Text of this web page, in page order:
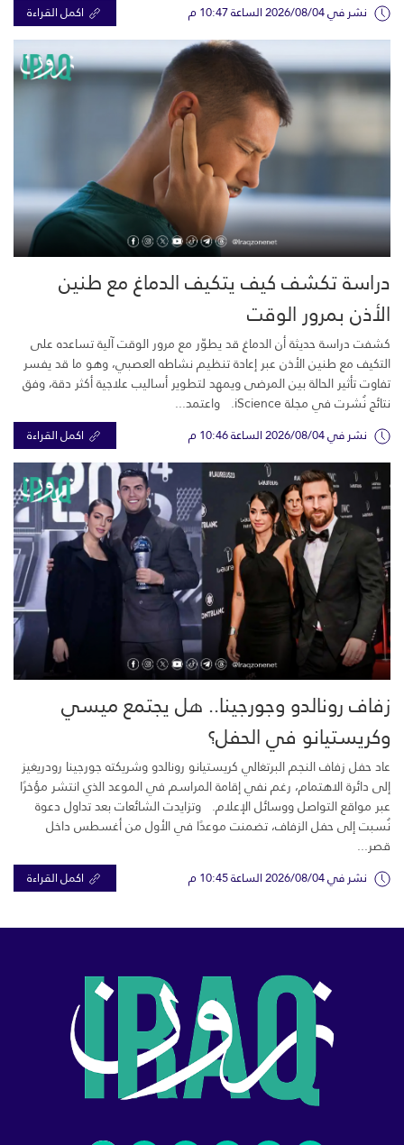
نشر في 2026/08/04 الساعة 10:47 م اكمل القراءة
دراسة تكشف كيف يتكيف الدماغ مع طنين
الأذن بمرور الوقت
كشفت دراسة حديثة أن الدماغ قد يطوّر مع مرور الوقت آلية تساعده على
التكيف مع طنين الأذن عبر إعادة تنظيم نشاطه العصبي، وهو ما قد يفسر
تفاوت تأثير الحالة بين المرضى ويمهد لتطوير أساليب علاجية أكثر دقة، وفق
نتائج نُشرت في مجلة iScience. واعتمد...
نشر في 2026/08/04 الساعة 10:46 م اكمل القراءة
زفاف رونالدو وجورجينا.. هل يجتمع ميسي
وكريستيانو في الحفل؟
عاد حفل زفاف النجم البرتغالي كريستيانو رونالدو وشريكته جورجينا رودريغيز
إلى دائرة الاهتمام، رغم نفي إقامة المراسم في الموعد الذي انتشر مؤخرًا
عبر مواقع التواصل ووسائل الإعلام. وتزايدت الشائعات بعد تداول دعوة
نُسبت إلى حفل الزفاف، تضمنت موعدًا في الأول من أغسطس داخل
قصر...
نشر في 2026/08/04 الساعة 10:45 م اكمل القراءة